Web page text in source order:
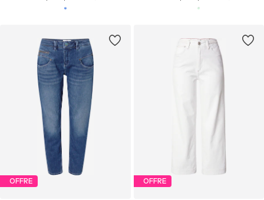
OFFRE OFFRE